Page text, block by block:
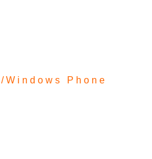
Windows Phone